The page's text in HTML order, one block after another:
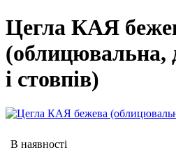
Цегла КАЯ
(облицювальна,
і стовпів)
В наявності